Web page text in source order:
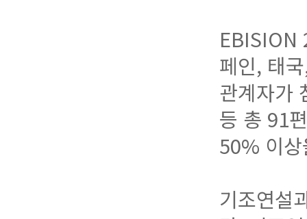
EBISION
페인, 태
관계자가
등 총 91
50% 이
기조연설